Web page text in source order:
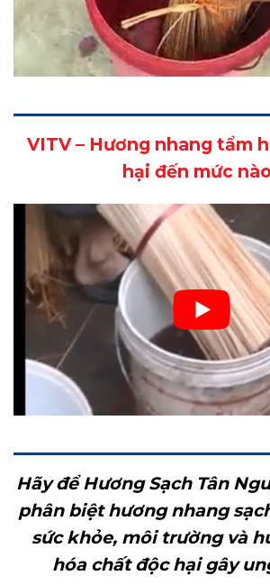
VITV – Hương nhang tẩm
hại đến mức
Hãy để Hương Sạch Tân
phân biệt hương nhang
sức khỏe, môi trường và
hóa chất độc hại gây